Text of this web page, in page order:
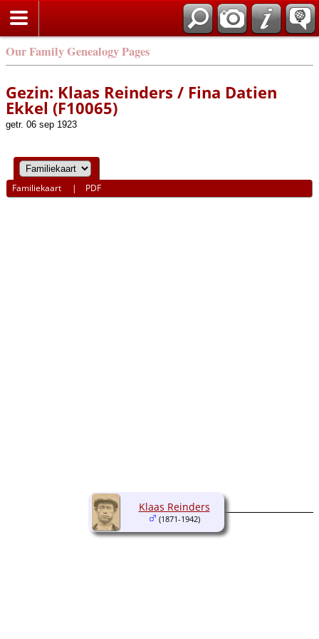
Our Family Genealogy Pages
Gezin: Klaas Reinders / Fina Datien
Ekkel (F10065)
getr. 06 sep 1923
Familiekaart | PDF
Klaas Reinders
(1871-1942)